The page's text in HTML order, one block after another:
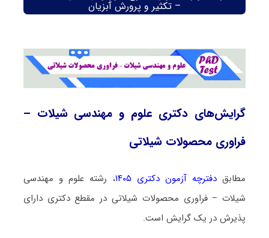
– تکثیر و پرورش آبزیان
گرایش‌های دکتری علوم و مهندسی شیلات –
فراوری محصولات شیلاتی
مطابقدفترچه آزمون دکتری ۱۴۰۵
، رشته علوم و مهندسی
شیلات – فراوری محصولات شیلاتی در مقطع دکتری دارای
پذیرش در یک گرایش است.